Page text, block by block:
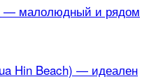
— малолюдный и рядом
Hin Beach) — идеален